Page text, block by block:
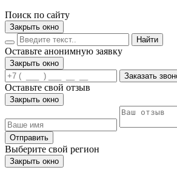
Поиск по сайту
Закрыть окно
Найти
Оставьте анонимную заявку
Закрыть окно
Заказать
Оставьте свой отзыв
Закрыть окно
Отправить
Выберите свой регион
Закрыть окно